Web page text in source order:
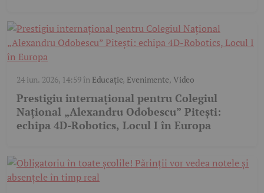
24 iun. 2026, 14:59în Educație, Evenimente, Video
Prestigiu internațional pentru Colegiul
Național „Alexandru Odobescu” Pitești:
echipa 4D-Robotics, Locul I în Europa